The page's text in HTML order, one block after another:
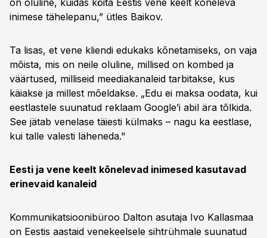
on oluline, kuidas köita Eestis vene keelt kõneleva
inimese tähelepanu,” ütles Baikov.
Ta lisas, et vene kliendi edukaks kõnetamiseks, on vaja
mõista, mis on neile oluline, millised on kombed ja
väärtused, milliseid meediakanaleid tarbitakse, kus
käiakse ja millest mõeldakse. „Edu ei maksa oodata, kui
eestlastele suunatud reklaam Google’i abil ära tõlkida.
See jätab venelase täiesti külmaks – nagu ka eestlase,
kui talle valesti läheneda."
Eesti ja vene keelt kõnelevad inimesed kasutavad
erinevaid kanaleid
Kommunikatsioonibüroo Dalton asutaja Ivo Kallasmaa
on Eestis aastaid venekeelsele sihtrühmale suunatud